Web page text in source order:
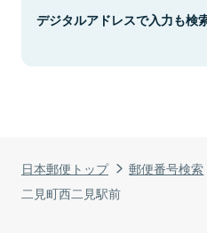
日本郵便トップ 郵便番号検索
二見町西二見駅前
デジタルアドレスで入力も検